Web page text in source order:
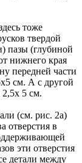
тоже
твердой
пазы (глубиной
нижнего края
передней части
см. А с другой
2,5х 5 см.
(см. рис. 2а)
отверстия в
эти отверстия
детали между